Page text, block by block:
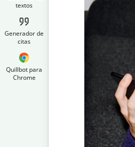
textos
Generador de
citas
Quillbot para
Chrome